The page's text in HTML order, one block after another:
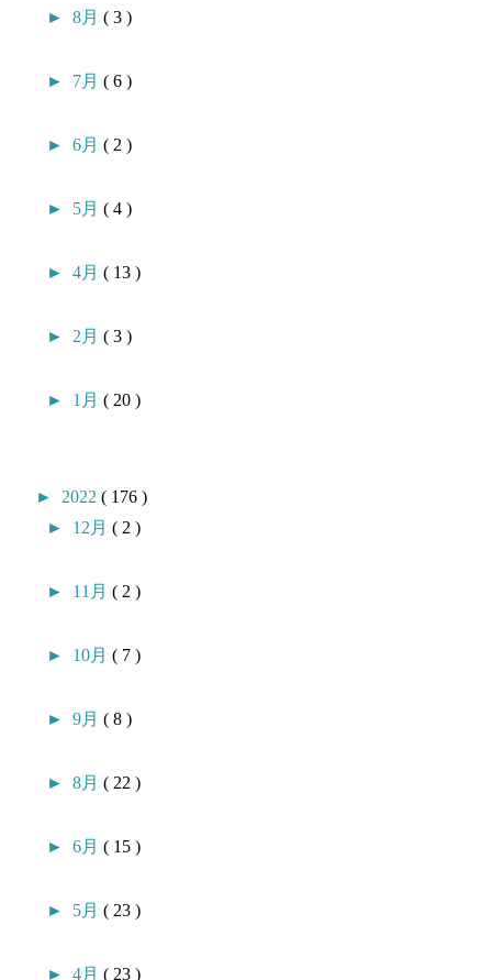
►8月( 3 )
► 7月( 6 )
►6月( 2 )
► 5月( 4 )
►4月( 13 )
► 2月( 3 )
► 1月( 20 )
► 2022( 176 )
► 12月( 2 )
► 11月( 2 )
► 10月( 7 )
►9月( 8 )
►8月( 22 )
►6月( 15 )
► 5月( 23 )
►4月( 23 )